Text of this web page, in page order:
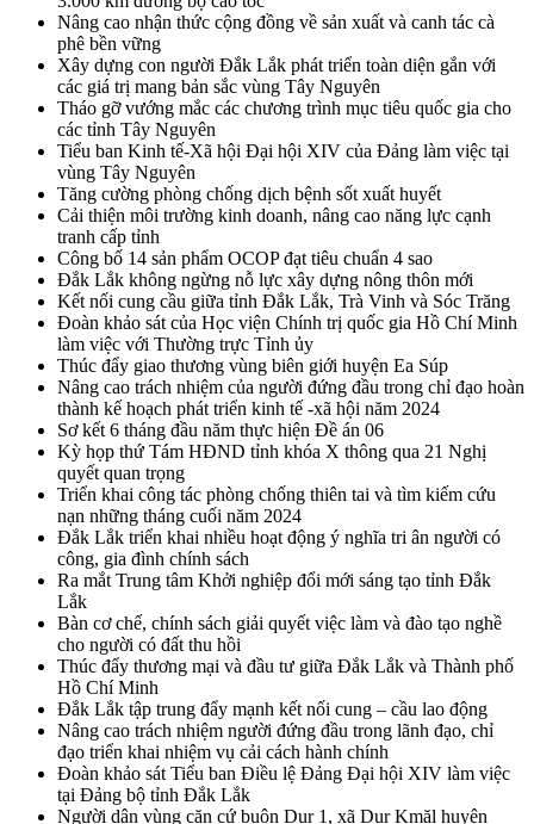
Nâng cao nhận thức cộng đồng về sản xuất và canh tác cà
phê bền vững
Xây dựng con người Đắk Lắk phát triển toàn diện gắn với
các giá trị mang bản sắc vùng Tây Nguyên
Tháo gỡ vướng mắc các chương trình mục tiêu quốc gia cho
các tỉnh Tây Nguyên
Tiểu ban Kinh tế-Xã hội Đại hội XIV của Đảng làm việc tại
vùng Tây Nguyên
Tăng cường phòng chống dịch bệnh sốt xuất huyết
Cải thiện môi trường kinh doanh, nâng cao năng lực cạnh
tranh cấp tỉnh
Công bố 14 sản phẩm OCOP đạt tiêu chuẩn 4 sao
Đắk Lắk không ngừng nỗ lực xây dựng nông thôn mới
Kết nối cung cầu giữa tỉnh Đắk Lắk, Trà Vinh và Sóc Trăng
Đoàn khảo sát của Học viện Chính trị quốc gia Hồ Chí Minh
làm việc với Thường trực Tỉnh ủy
Thúc đẩy giao thương vùng biên giới huyện Ea Súp
Nâng cao trách nhiệm của người đứng đầu trong chỉ đạo hoàn
thành kế hoạch phát triển kinh tế -xã hội năm 2024
Sơ kết 6 tháng đầu năm thực hiện Đề án 06
Kỳ họp thứ Tám HĐND tỉnh khóa X thông qua 21 Nghị
quyết quan trọng
Triển khai công tác phòng chống thiên tai và tìm kiếm cứu
nạn những tháng cuối năm 2024
Đắk Lắk triển khai nhiều hoạt động ý nghĩa tri ân người có
công, gia đình chính sách
Ra mắt Trung tâm Khởi nghiệp đổi mới sáng tạo tỉnh Đắk
Lắk
Bàn cơ chế, chính sách giải quyết việc làm và đào tạo nghề
cho người có đất thu hồi
Thúc đẩy thương mại và đầu tư giữa Đắk Lắk và Thành phố
Hồ Chí Minh
Đắk Lắk tập trung đẩy mạnh kết nối cung – cầu lao động
Nâng cao trách nhiệm người đứng đầu trong lãnh đạo, chỉ
đạo triển khai nhiệm vụ cải cách hành chính
Đoàn khảo sát Tiểu ban Điều lệ Đảng Đại hội XIV làm việc
tại Đảng bộ tỉnh Đắk Lắk
Người dân vùng căn cứ buôn Dur 1, xã Dur Kmăl huyện